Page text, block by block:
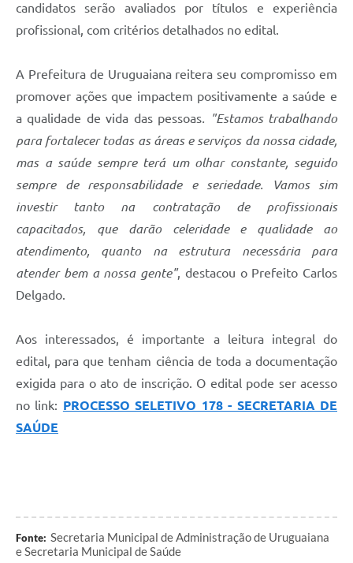
candidatos serão avaliados por títulos e experiência
profissional, com critérios detalhados no edital.
A Prefeitura de Uruguaiana reitera seu compromisso em
promover ações que impactem positivamente a saúde e
a qualidade de vida das pessoas. "Estamos trabalhando
para fortalecer todas as áreas e serviços da nossa cidade,
mas a saúde sempre terá um olhar constante, seguido
sempre de responsabilidade e seriedade. Vamos sim
investir tanto na contratação de profissionais
capacitados, que darão celeridade e qualidade ao
atendimento, quanto na estrutura necessária para
atender bem a nossa gente", destacou o Prefeito Carlos
Delgado.
Aos interessados, é importante a leitura integral do
edital, para que tenham ciência de toda a documentação
exigida para o ato de inscrição. O edital pode ser acesso
no link: PROCESSO SELETIVO 178 - SECRETARIA DE
SAÚDE
Fonte: Secretaria Municipal de Administração de Uruguaiana
e Secretaria Municipal de Saúde